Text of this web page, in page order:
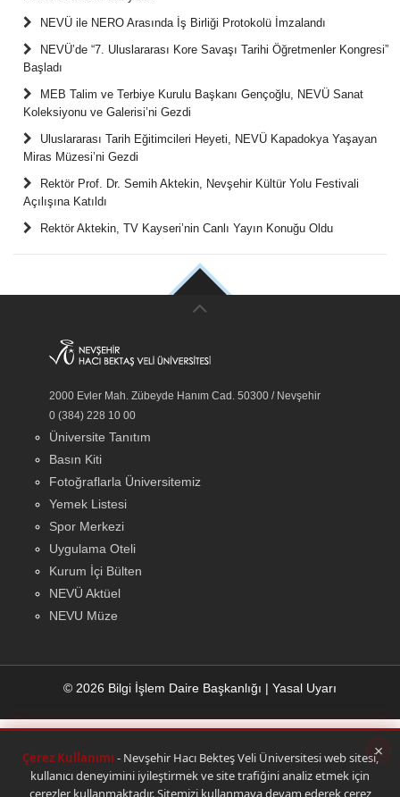
×
Çerez Kullanımı - Nevşehir Hacı Bekteş Veli Üniversitesi web sitesi,
kullanıcı deneyimini iyileştirmek ve site trafiğini analiz etmek için
çerezler kullanmaktadır. Sitemizi kullanmaya devam ederek çerez
NEVÜ ile NERO Arasında İş Birliği Protokolü İmzalandı
NEVÜ’de “7. Uluslararası Kore Savaşı Tarihi Öğretmenler Kongresi”
Başladı
MEB Talim ve Terbiye Kurulu Başkanı Gençoğlu, NEVÜ Sanat
Koleksiyonu ve Galerisi’ni Gezdi
Uluslararası Tarih Eğitimcileri Heyeti, NEVÜ Kapadokya Yaşayan
Miras Müzesi’ni Gezdi
Rektör Prof. Dr. Semih Aktekin, Nevşehir Kültür Yolu Festivali
Açılışına Katıldı
Rektör Aktekin, TV Kayseri’nin Canlı Yayın Konuğu Oldu
2000 Evler Mah. Zübeyde Hanım Cad. 50300 / Nevşehir
0 (384) 228 10 00
Üniversite Tanıtım
Basın Kiti
Fotoğraflarla Üniversitemiz
Yemek Listesi
Spor Merkezi
Uygulama Oteli
Kurum İçi Bülten
NEVÜ Aktüel
NEVU Müze
© 2026 Bilgi İşlem Daire Başkanlığı | Yasal Uyarı